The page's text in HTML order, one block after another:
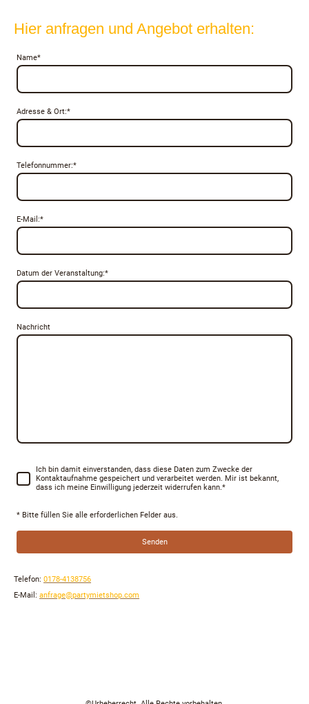
Hier anfragen und Angebot erhalten:
Name*
Adresse & Ort:*
Telefonnummer:*
E-Mail:*
Datum der Veranstaltung:*
Nachricht
Ich bin damit einverstanden, dass diese Daten zum Zwecke der
Kontaktaufnahme gespeichert und verarbeitet werden. Mir ist bekannt,
dass ich meine Einwilligung jederzeit widerrufen kann.*
* Bitte füllen Sie alle erforderlichen Felder aus.
Senden
Telefon: 0178-4138756
E-Mail: anfrage@partymietshop.com